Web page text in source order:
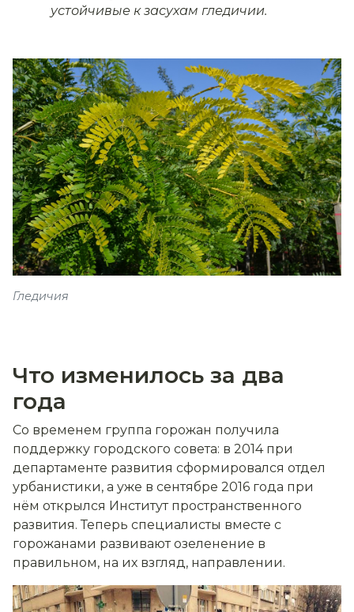
устойчивые к засухам гледичии.
Гледичия
Что изменилось за два
года
Со временем группа горожан получила
поддержку городского совета: в 2014 при
департаменте развития сформировался отдел
урбанистики, а уже в сентябре 2016 года при
нём открылся Институт пространственного
развития. Теперь специалисты вместе с
горожанами развивают озеленение в
правильном, на их взгляд, направлении.